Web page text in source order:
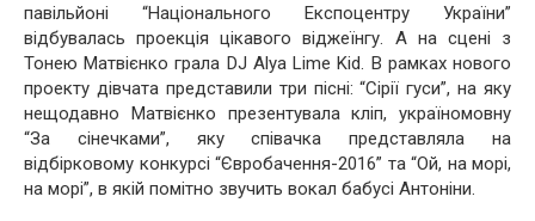
павільйоні “Національного Експоцентру України”
відбувалась проекція цікавого віджеїнгу. А на сцені з
Тонею Матвієнко грала DJ Alya Lime Kid. В рамках нового
проекту дівчата представили три пісні: “Сірії гуси”, на яку
нещодавно Матвієнко презентувала кліп, україномовну
“За сінечками”, яку співачка представляла на
відбірковому конкурсі “Євробачення-2016” та “Ой, на морі,
на морі”, в якій помітно звучить вокал бабусі Антоніни.